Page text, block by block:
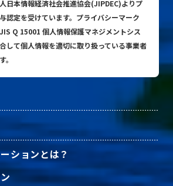
日本情報経済社会推進協会(JIPDEC)よりプ
認定を受けています。プライバシーマーク
Q 15001 個人情報保護マネジメントシス
して個人情報を適切に取り扱っている事業者
。
ションとは？